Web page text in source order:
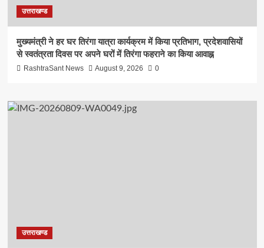
उत्तराखण्ड
मुख्यमंत्री ने हर घर तिरंगा यात्रा कार्यक्रम में किया प्रतिभाग, प्रदेशवासियों
से स्वतंत्रता दिवस पर अपने घरों में तिरंगा फहराने का किया आवाह्न
RashtraSant News August 9, 2026 0
उत्तराखण्ड